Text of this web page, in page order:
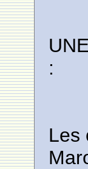
:
Les